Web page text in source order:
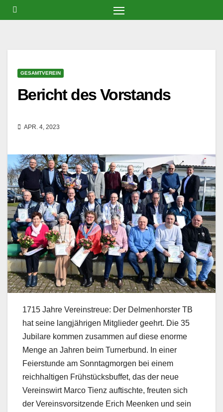
Zum
Inhalt
GESAMTVEREIN
Bericht des Vorstands
APR. 4, 2023
1715 Jahre Vereinstreue: Der Delmenhorster TB
hat seine langjährigen Mitglieder geehrt. Die 35
Jubilare kommen zusammen auf diese enorme
Menge an Jahren beim Turnerbund. In einer
Feierstunde am Sonntagmorgen bei einem
reichhaltigen Frühstücksbuffet, das der neue
Vereinswirt Marco Tienz auftischte, freuten sich
der Vereinsvorsitzende Erich Meenken und sein